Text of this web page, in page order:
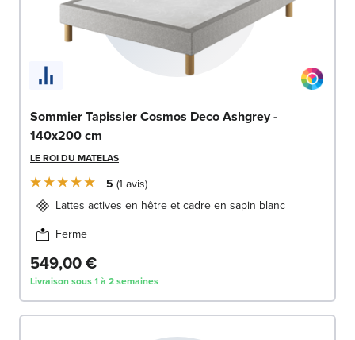
Sommier Tapissier Cosmos Deco Ashgrey -
140x200 cm
LE ROI DU MATELAS
5 1 avis
Lattes actives en hêtre et cadre en sapin blanc
Ferme
549,00 €
Livraison sous 1 à 2 semaines